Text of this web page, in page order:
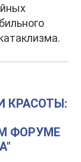
КРАСОТЫ:
ФОРУМЕ